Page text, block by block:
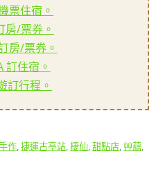
票住宿。
房/票券。
房/票券。
訂住宿。
訂行程。
作,捷運古亭站,棲仙,甜點店, 艸蘊,